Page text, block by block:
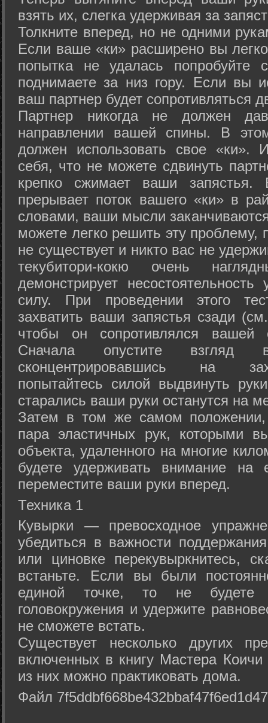
взять их, слегка удерживая за
Толкните вперед, но не одними
Если ваше «ки» расширено вы
попытка не удалась попробуйте
поднимаете за низ гору. Если вы
ваш партнер будет сопротивляться
Партнер никогда не должен
направлении вашей спины. В
должен использовать свое «ки».
себя, что не можете сдвинуть
крепко сжимает ваши запястья.
прерывает поток вашего «ки» в
словами, ваши мысли
можете легко решить эту проблему,
не существует и никто вас не
текубитори-кокю очень
демонстрирует
силу. При проведении этого
захватить ваши запястья сзади
чтобы он сопротивлялся вашей
Сначала опустите
сконцентрировавшись на
попытайтесь силой выдвинуть
старались ваши руки останутся на
Затем в том же самом положении,
пара эластичных рук, которыми
объекта, удаленного на многие
будете удерживать внимание на
переместите ваши руки вперед.
Техника 1
Кувырки — превосходное
убедиться в важности
или циновке перекувыркнитесь,
встаньте. Если вы были
единой точке, то не будете
головокружения и удержите
не сможете встать.
Существует несколько других
включенных в книгу Мастера
из них можно практиковать дома.
Файл